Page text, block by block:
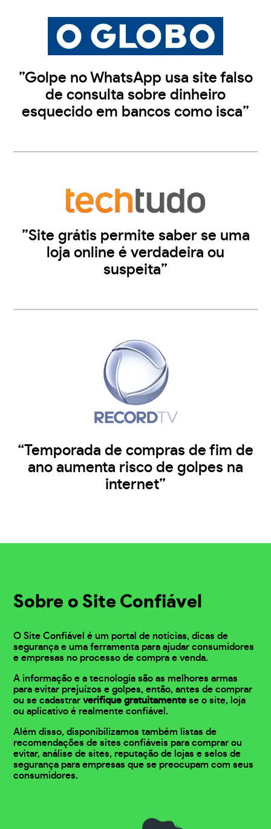
”Golpe no WhatsApp usa site falso
de consulta sobre dinheiro
esquecido em bancos como isca”
”Site grátis permite saber se uma
loja online é verdadeira ou
suspeita”
“Temporada de compras de fim de
ano aumenta risco de golpes na
internet”
Sobre o Site Confiável
O Site Confiável é um portal de notícias, dicas de
segurança e uma ferramenta para ajudar consumidores
e empresas no processo de compra e venda.
A informação e a tecnologia são as melhores armas
para evitar prejuízos e golpes, então, antes de comprar
ou se cadastrarverifique gratuitamente se o site, loja
ou aplicativo é realmente confiável.
Além disso, disponibilizamos também listas de
recomendações de sites confiáveis para comprar ou
evitar, análise de sites, reputação de lojas e selos de
segurança para empresas que se preocupam com seus
consumidores.